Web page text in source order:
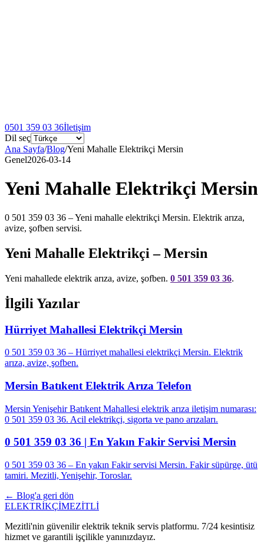
0501 359 03 36İletişim
Dil seç
Ana Sayfa/Blog/Yeni Mahalle Elektrikçi Mersin
Genel2026-03-14
Yeni Mahalle Elektrikçi Mersin
0 501 359 03 36 – Yeni mahalle elektrikçi Mersin. Elektrik arıza,
avize, şofben servisi.
Yeni Mahalle Elektrikçi – Mersin
Yeni mahallede elektrik arıza, avize, şofben. 0 501 359 03 36.
İlgili Yazılar
Hürriyet Mahallesi Elektrikçi Mersin
0 501 359 03 36 – Hürriyet mahallesi elektrikçi Mersin. Elektrik
arıza, avize, şofben.
Mersin Batıkent Elektrik Arıza Telefon
Mersin Yenişehir Batıkent Mahallesi elektrik arıza iletişim numarası:
0 501 359 03 36. Acil elektrikçi, sigorta ve pano arızaları.
0 501 359 03 36 | En Yakın Fakir Servisi Mersin
0 501 359 03 36 – En yakın Fakir servisi Mersin. Fakir süpürge, ütü
tamiri. Mezitli, Yenişehir, Toroslar.
← Blog'a geri dön
ELEKTRİKÇİMEZİTLİ
Mezitli'nin güvenilir elektrik teknik servis platformu. 7/24 kesintisiz
hizmet ve garantili işçilikle yanınızdayız.